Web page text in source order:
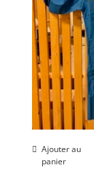
Ajouter au
panier